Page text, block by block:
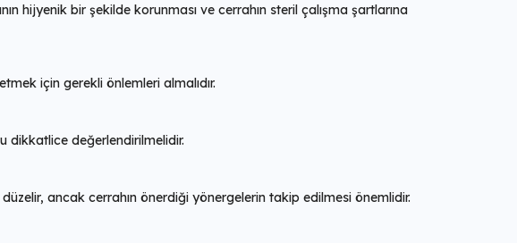
hijyenik bir şekilde korunması ve cerrahın steril çalışma şartlarına
için gerekli önlemleri almalıdır.
dikkatlice değerlendirilmelidir.
ancak cerrahın önerdiği yönergelerin takip edilmesi önemlidir.